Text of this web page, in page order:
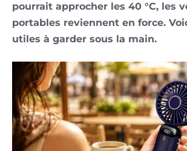
pourrait approcher les 40 °C, les
portables reviennent en force.
utiles à garder sous la main.